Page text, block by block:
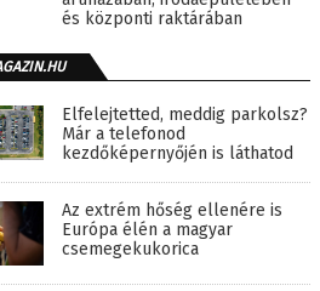
és központi raktárában
Elfelejtetted, meddig parkolsz?
Már a telefonod
kezdőképernyőjén is láthatod
Az extrém hőség ellenére is
Európa élén a magyar
csemegekukorica